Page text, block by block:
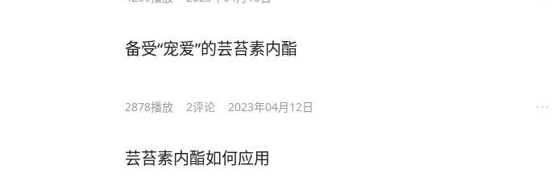
备受“宠爱”的芸苔素内酯
2878播放 2评论 2023年04月12日
芸苔素内酯如何应用